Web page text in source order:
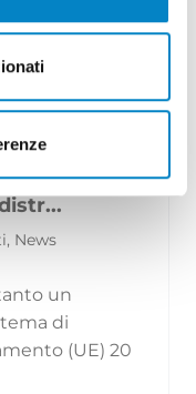
1781 e il
News
un
di
(UE) 20